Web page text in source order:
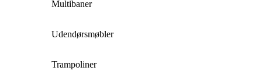
Multibaner
Udendørsmøbler
Trampoliner